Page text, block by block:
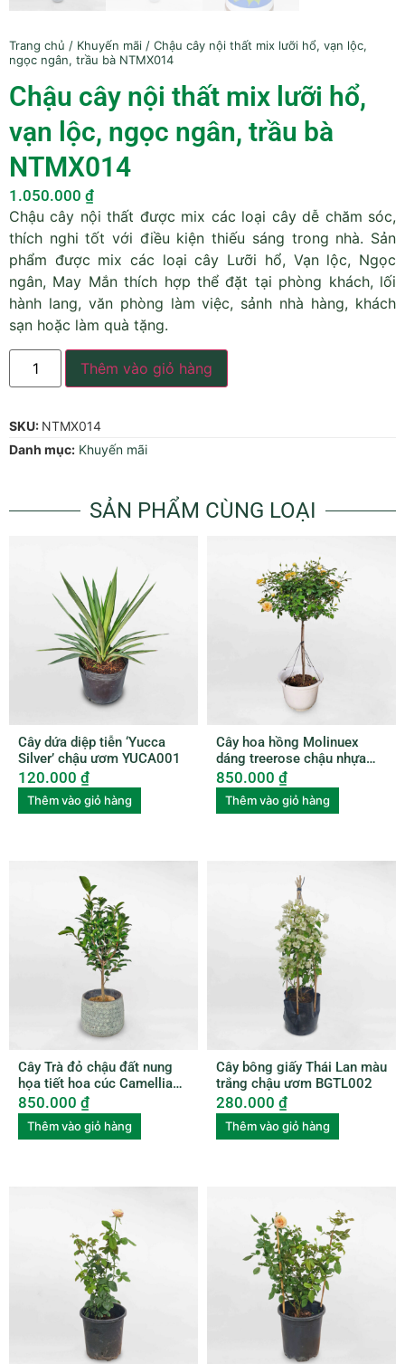
Trang chủ / Khuyến mãi / Chậu cây nội thất mix lưỡi hổ, vạn lộc,
ngọc ngân, trầu bà NTMX014
Chậu cây nội thất mix lưỡi hổ,
vạn lộc, ngọc ngân, trầu bà
NTMX014
1.050.000 ₫
Chậu cây nội thất được mix các loại cây dễ chăm sóc,
thích nghi tốt với điều kiện thiếu sáng trong nhà. Sản
phẩm được mix các loại cây Lưỡi hổ, Vạn lộc, Ngọc
ngân, May Mắn thích hợp thể đặt tại phòng khách, lối
hành lang, văn phòng làm việc, sảnh nhà hàng, khách
sạn hoặc làm quà tặng.
Thêm vào giỏ hàng
SKU: NTMX014
Danh mục: Khuyến mãi
SẢN PHẨM CÙNG LOẠI
Cây dứa diệp tiễn ‘Yucca
Silver’ chậu ươm YUCA001
120.000 ₫
Thêm vào giỏ hàng
Cây hoa hồng Molinuex
dáng treerose chậu nhựa
ROSE004
850.000 ₫
Thêm vào giỏ hàng
Cây Trà đỏ chậu đất nung
họa tiết hoa cúc Camellia
Japonica
850.000 ₫
Thêm vào giỏ hàng
Cây bông giấy Thái Lan màu
trắng chậu ươm BGTL002
280.000 ₫
Thêm vào giỏ hàng